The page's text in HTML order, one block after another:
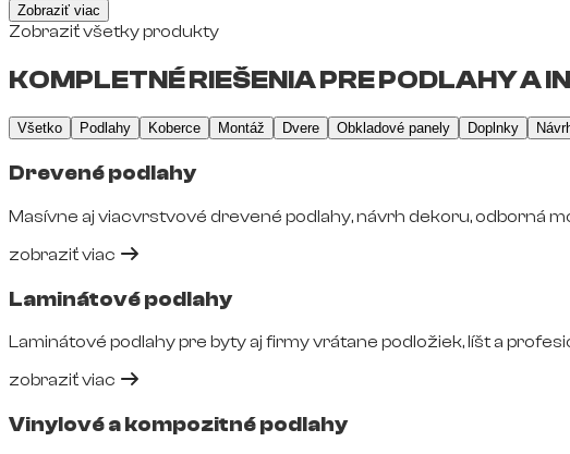
Zobraziť viac
Zobraziť všetky produkty
KOMPLETNÉ RIEŠENIA PRE PODLAHY A
Všetko Podlahy Koberce Montáž Dvere Obkladové panely Doplnky
Drevené podlahy
Masívne aj viacvrstvové drevené podlahy, návrh dekoru, odborná
zobraziť viac
Laminátové podlahy
Laminátové podlahy pre byty aj firmy vrátane podložiek, líšt a
zobraziť viac
Vinylové a kompozitné podlahy